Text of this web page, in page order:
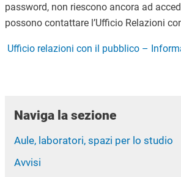
password, non riescono ancora ad
possono contattare l’Ufficio Relazioni
Ufficio relazioni con il pubblico –
Naviga la sezione
Aule, laboratori, spazi per lo studio
Avvisi